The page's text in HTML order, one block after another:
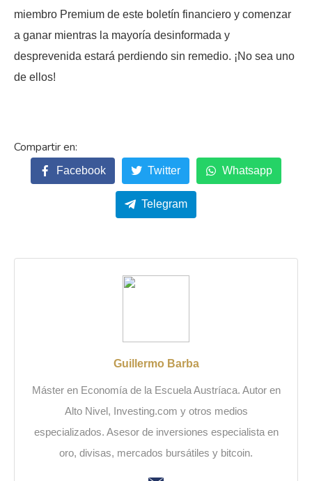
miembro Premium de este boletín financiero y comenzar
a ganar mientras la mayoría desinformada y
desprevenida estará perdiendo sin remedio. ¡No sea uno
de ellos!
Facebook Twitter Whatsapp
Telegram
Guillermo Barba
Máster en Economía de la Escuela Austríaca. Autor en
Alto Nivel, Investing.com y otros medios
especializados. Asesor de inversiones especialista en
oro, divisas, mercados bursátiles y bitcoin.